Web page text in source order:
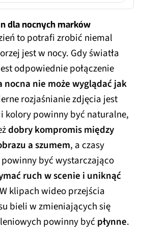
dla nocnych marków
to potrafi zrobić niemal
jest w nocy. Gdy światła
odpowiednie połączenie
nocna nie może wyglądać jak
rozjaśnianie zdjęcia jest
kolory powinny być naturalne,
dobry kompromis między
a szumem, a czasy
być wystarczająco
ruch w scenie i uniknąć
klipach wideo przejścia
bieli w zmieniających się
powinny być płynne.